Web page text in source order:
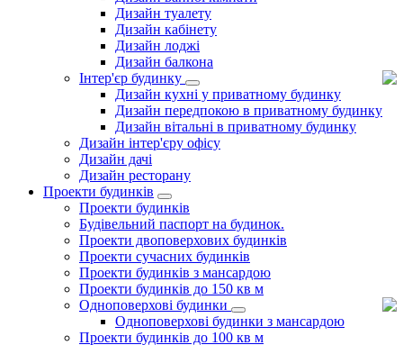
Дизайн туалету
Дизайн кабінету
Дизайн лоджі
Дизайн балкона
Інтер'єр будинку
Дизайн кухні у приватному будинку
Дизайн передпокою в приватному будинку
Дизайн вітальні в приватному будинку
Дизайн інтер'єру офісу
Дизайн дачі
Дизайн ресторану
Проекти будинків
Проекти будинків
Будівельний паспорт на будинок.
Проекти двоповерхових будинків
Проекти сучасних будинків
Проекти будинків з мансардою
Проекти будинків до 150 кв м
Одноповерхові будинки
Одноповерхові будинки з мансардою
Проекти будинків до 100 кв м